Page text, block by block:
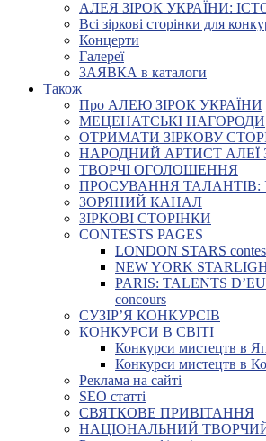
АЛЕЯ ЗІРОК УКРАЇНИ:
Всі зіркові сторінки для
Концерти
Галереї
ЗАЯВКА в каталоги
Також
Про АЛЕЮ ЗІРОК УКРАЇНИ
МЕЦЕНАТСЬКІ НАГОРОДИ
ОТРИМАТИ ЗІРКОВУ
НАРОДНИЙ АРТИСТ АЛЕЇ
ТВОРЧІ ОГОЛОШЕННЯ
ПРОСУВАННЯ ТАЛАНТІВ:
ЗОРЯНИЙ КАНАЛ
ЗІРКОВІ СТОРІНКИ
CONTESTS PAGES
LONDON STARS
NEW YORK
PARIS: TALENTS
concours
СУЗІР’Я КОНКУРСІВ
КОНКУРСИ В СВІТІ
Конкурси мистецтв в
Конкурси мистецтв в
Реклама на сайті
SEO статті
СВЯТКОВЕ ПРИВІТАННЯ
НАЦІОНАЛЬНИЙ